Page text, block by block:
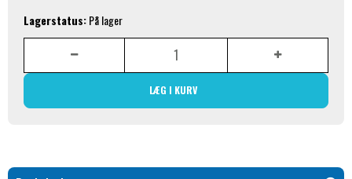
Lagerstatus:På lager
LÆG I KURV